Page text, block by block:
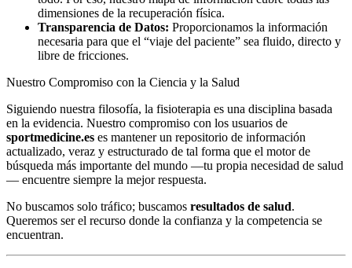
dimensiones de la recuperación física.
Transparencia de Datos: Proporcionamos la información
necesaria para que el “viaje del paciente” sea fluido, directo y
libre de fricciones.
Nuestro Compromiso con la Ciencia y la Salud
Siguiendo nuestra filosofía, la fisioterapia es una disciplina basada
en la evidencia. Nuestro compromiso con los usuarios de
sportmedicine.es es mantener un repositorio de información
actualizado, veraz y estructurado de tal forma que el motor de
búsqueda más importante del mundo —tu propia necesidad de salud
— encuentre siempre la mejor respuesta.
No buscamos solo tráfico; buscamos resultados de salud.
Queremos ser el recurso donde la confianza y la competencia se
encuentran.